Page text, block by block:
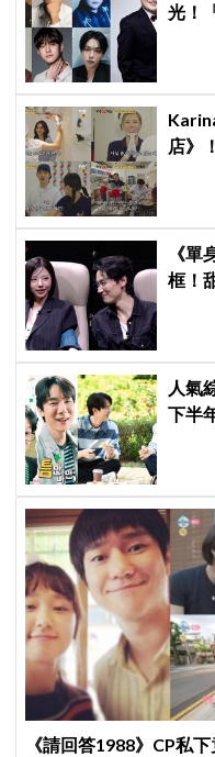
光！
店》
《
框！
人氣
下半
《請回答1988》CP私